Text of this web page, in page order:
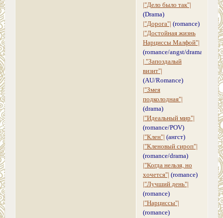
|"Дело было так"|
(Drama)
|"Дорога"| (romance)
|"Достойная жизнь
Нарциссы Малфой"|
(romance/angst/drama)
| "Запоздалый
визит"|
(AU/Romance)
|"Змея
подколодная"|
(drama)
|"Идеальный мир"|
(romance/POV)
|"Клен"| (ангст)
|"Кленовый сироп"|
(romance/drama)
|"Когда нельзя, но
хочется"| (romance)
|"Лучший день"|
(romance)
|"Нарциссы"|
(romance)